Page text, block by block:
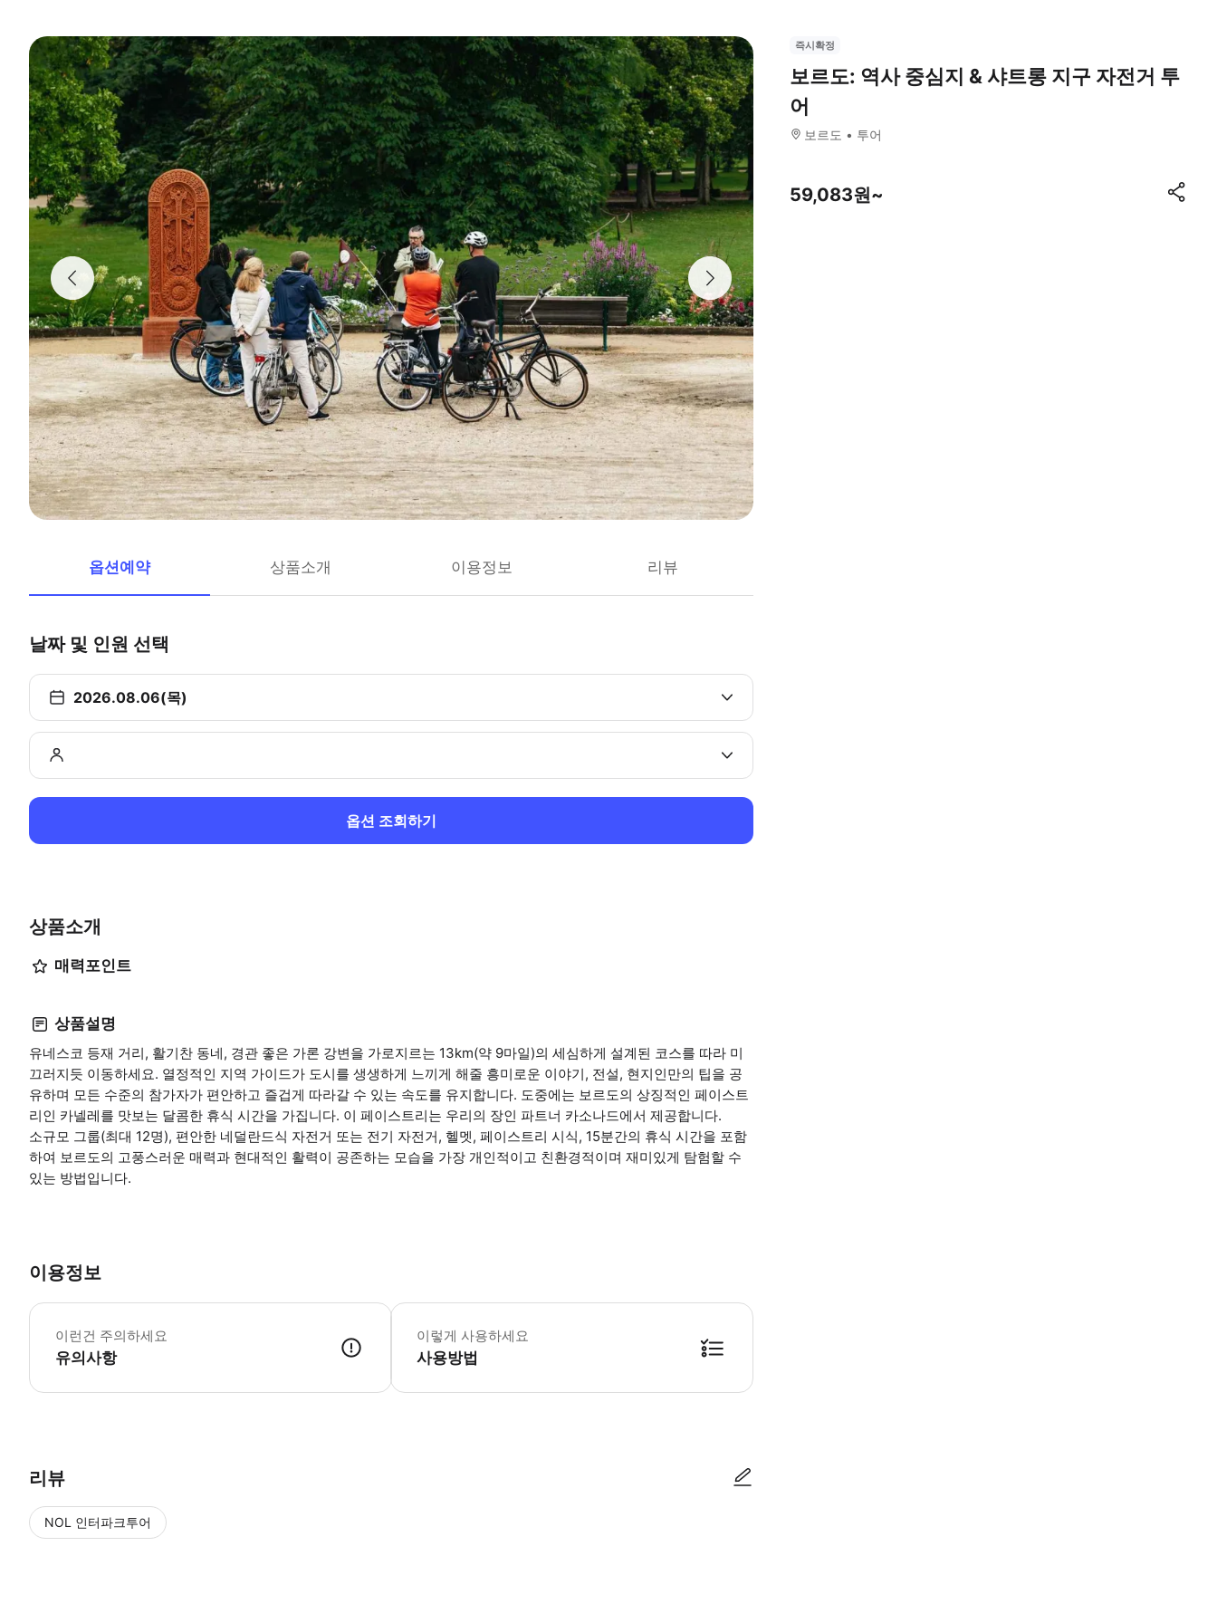
옵션예약 상품소개 이용정보 리뷰
날짜 및 인원 선택
2026.08.06(목)
옵션 조회하기
상품소개
매력포인트
상품설명
유네스코 등재 거리, 활기찬 동네, 경관 좋은 가론 강변을 가로지르는 13km(약 9마일)의 세심하게 설계된 코스를 따라 미
끄러지듯 이동하세요. 열정적인 지역 가이드가 도시를 생생하게 느끼게 해줄 흥미로운 이야기, 전설, 현지인만의 팁을 공
유하며 모든 수준의 참가자가 편안하고 즐겁게 따라갈 수 있는 속도를 유지합니다. 도중에는 보르도의 상징적인 페이스트
리인 카넬레를 맛보는 달콤한 휴식 시간을 가집니다. 이 페이스트리는 우리의 장인 파트너 카소나드에서 제공합니다.
소규모 그룹(최대 12명), 편안한 네덜란드식 자전거 또는 전기 자전거, 헬멧, 페이스트리 시식, 15분간의 휴식 시간을 포함
하여 보르도의 고풍스러운 매력과 현대적인 활력이 공존하는 모습을 가장 개인적이고 친환경적이며 재미있게 탐험할 수
있는 방법입니다.
이용정보
이런건 주의하세요
유의사항
본 투어는 자전거 경험이 없는 분께 적합하지 않습니다. - 도시 내 자전거 주행에는 기술과 자신감이 필요합니다. 참여 전 본인의 적응 수준을 고려해 주세
이렇게 사용하세요
사용방법
리뷰
NOL 인터파크투어
즉시확정
보르도: 역사 중심지 & 샤트롱 지구 자전거 투
어
보르도 투어
59,083원~